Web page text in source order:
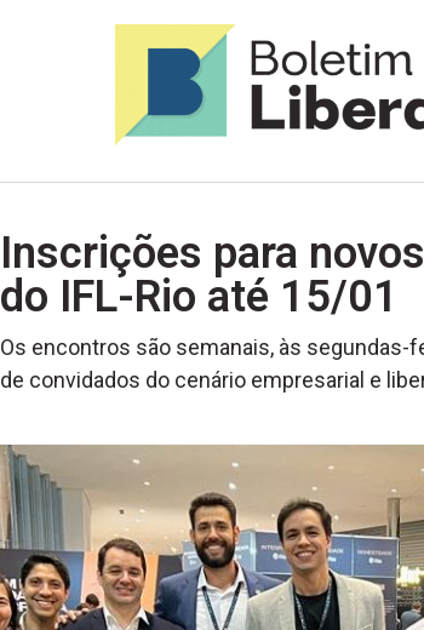
Inscrições para
do IFL-Rio até 15/01
Os encontros são semanais, às segundas-
de convidados do cenário empresarial e